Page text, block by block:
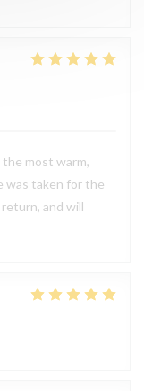
most warm,
was taken for the
and will